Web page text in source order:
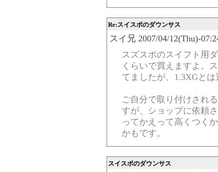
Re:スイスポのダウンサス
スイ兄 2007/04/12(Thu)-
スズスポのスイフト用
くらいで買えますよ。
てましたが、1.3XGと
ご自分で取り付けされ
すが、ショップに依頼
ってかえって高くつく
かもです。
スイスポのダウンサス